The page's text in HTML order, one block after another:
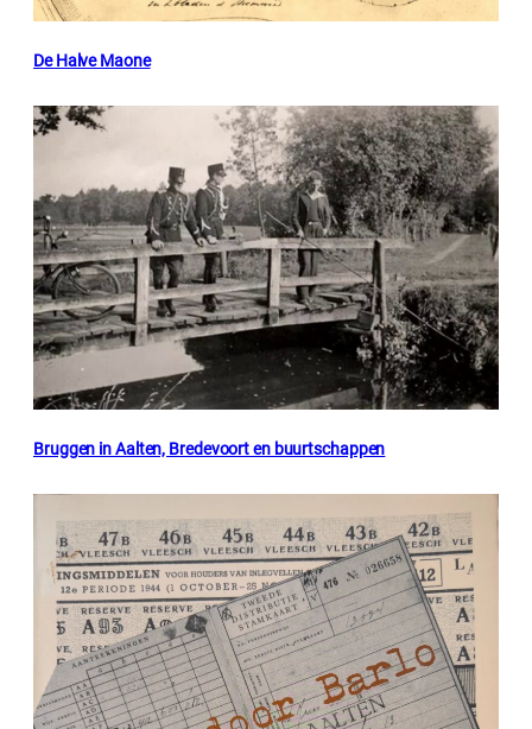
De Halve Maone
Bruggen in Aalten, Bredevoort en buurtschappen